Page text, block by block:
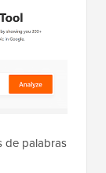
de palabras